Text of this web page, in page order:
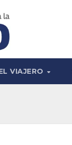
VIAJERO